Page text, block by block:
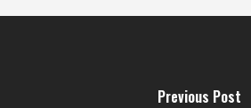
Previous Post